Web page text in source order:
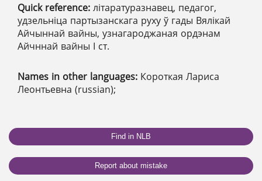
Quick reference: літаратуразнавец, педагог,
удзельніца партызанскага руху ў гады Вялікай
Айчыннай вайны, узнагароджаная ордэнам
Айчннай вайны І ст.
Names in other languages: Короткая Лариса
Леонтьевна (russian);
Find in NLB
Report about mistake